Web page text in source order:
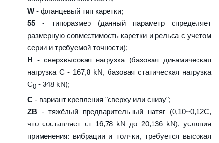
W - фланцевый тип каретки;
55 - типоразмер (данный параметр определяет
размерную совместимость каретки и рельса с учетом
серии и требуемой точности);
H - сверхвысокая нагрузка (базовая динамическая
нагрузка C - 167,8 kN, базовая статическая нагрузка
С0 - 348 kN);
C - вариант крепления "сверху или снизу";
ZB - тяжёлый предварительный натяг (0,10~0,12C,
что составляет от 16,78 kN до 20,136 kN), условия
применения: вибрации и толчки, требуется высокая